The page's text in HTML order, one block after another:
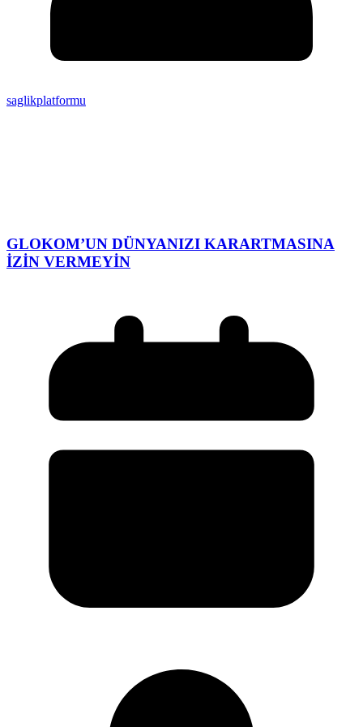
saglikplatformu
GLOKOM’UN DÜNYANIZI KARARTMASINA
İZİN VERMEYİN